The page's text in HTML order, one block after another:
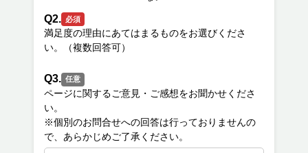
Q2. 必須
満足度の理由にあてはまるものをお選びくださ
Q3. 任意
ページに関するご意見・ご感想をお聞かせくださ
い。
※個別のお問合せへの回答は行っておりませんの